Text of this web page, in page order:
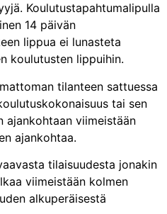
Koulutustapahtumalipulla
14 päivän
lippua ei lunasteta
koulutusten lippuihin.
tilanteen sattuessa
tai sen
ajankohtaan viimeistään
ajankohtaa.
tilaisuudesta jonakin
viimeistään kolmen
alkuperäisestä